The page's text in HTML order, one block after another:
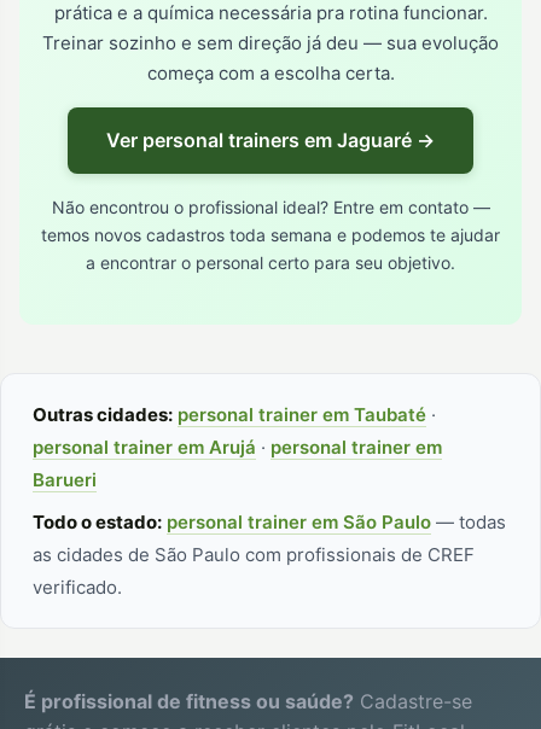
prática e a química necessária pra rotina funcionar.
Treinar sozinho e sem direção já deu — sua evolução
começa com a escolha certa.
Ver personal trainers em Jaguaré →
Não encontrou o profissional ideal? Entre em contato —
temos novos cadastros toda semana e podemos te ajudar
a encontrar o personal certo para seu objetivo.
Outras cidades: personal trainer em Taubaté ·
personal trainer em Arujá · personal trainer em
Barueri
Todo o estado: personal trainer em São Paulo — todas
as cidades de São Paulo com profissionais de CREF
verificado.
É profissional de fitness ou saúde? Cadastre-se